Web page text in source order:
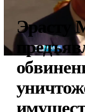
Эрасту